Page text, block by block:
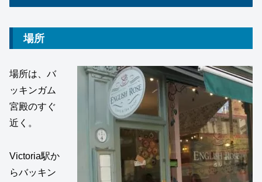
場所
場所は、バ
ッキンガム
宮殿のすぐ
近く。
Victoria駅か
らバッキン